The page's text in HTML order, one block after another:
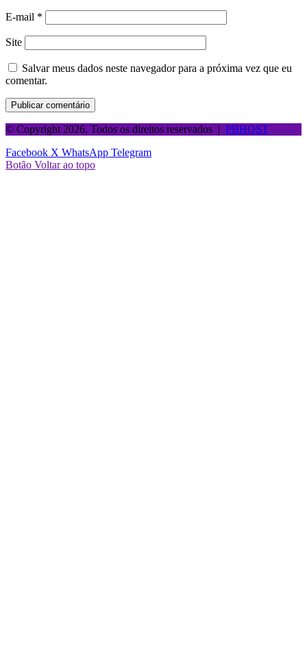
E-mail *
Site
Salvar meus dados neste navegador para a próxima vez que eu
comentar.
© Copyright 2026, Todos os direitos reservados | PBHOST
Facebook X WhatsApp Telegram
Botão Voltar ao topo